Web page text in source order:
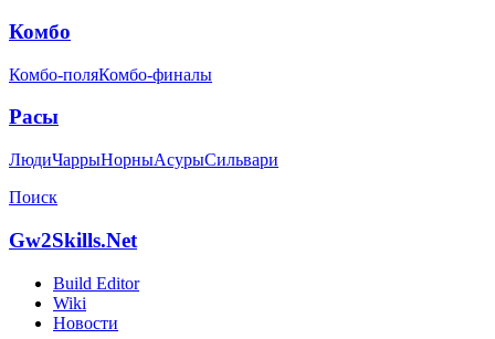
Комбо
Комбо-поляКомбо-финалы
Расы
ЛюдиЧаррыНорныАсурыСильвари
Поиск
Gw2Skills.Net
Build Editor
Wiki
Новости